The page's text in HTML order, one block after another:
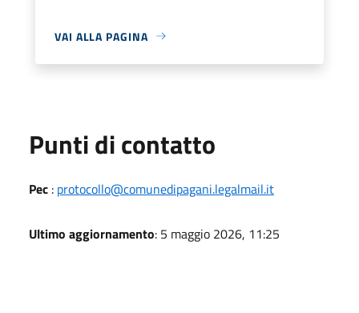
VAI ALLA PAGINA
Punti di contatto
Pec : protocollo@comunedipagani.legalmail.it
Ultimo aggiornamento: 5 maggio 2026, 11:25